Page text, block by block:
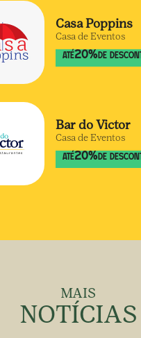
Casa Poppins
Casa de Eventos
ATÉ20%DE
Bar do Victor
Casa de Eventos
ATÉ20%DE
MAIS
NOTÍCIAS